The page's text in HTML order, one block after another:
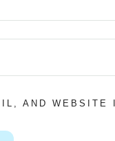
AND WEBSITE